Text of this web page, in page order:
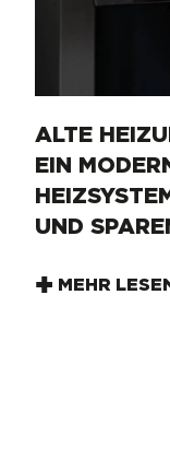
ALTE
EIN
UND
MEHR